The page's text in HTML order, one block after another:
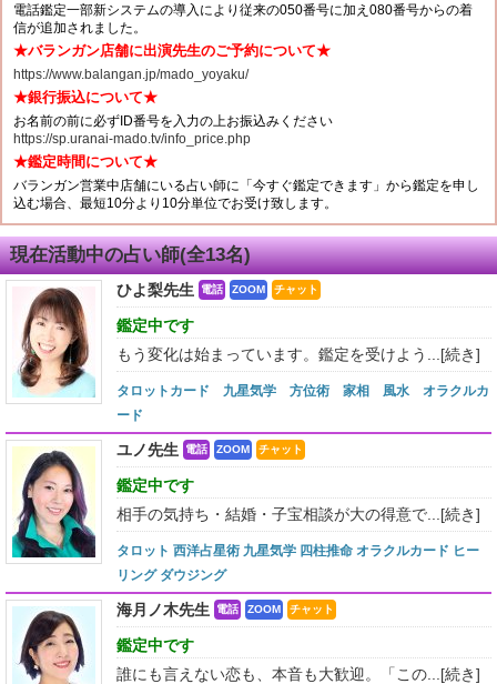
電話鑑定一部新システムの導入により従来の050番号に加え080番号からの着
信が追加されました。
★バランガン店舗に出演先生のご予約について★
https://www.balangan.jp/mado_yoyaku/
★銀行振込について★
お名前の前に必ずID番号を入力の上お振込みください
https://sp.uranai-mado.tv/info_price.php
★鑑定時間について★
バランガン営業中店舗にいる占い師に「今すぐ鑑定できます」から鑑定を申し
込む場合、最短10分より10分単位でお受け致します。
現在活動中の占い師(全13名)
ひよ梨先生 電話 ZOOM チャット
鑑定中です
もう変化は始まっています。鑑定を受けよう... [続き]
タロットカード 九星気学 方位術 家相 風水 オラクルカ
ード
ユノ先生 電話 ZOOM チャット
鑑定中です
相手の気持ち・結婚・子宝相談が大の得意で... [続き]
タロット 西洋占星術 九星気学 四柱推命 オラクルカード ヒー
リング ダウジング
海月ノ木先生 電話 ZOOM チャット
鑑定中です
誰にも言えない恋も、本音も大歓迎。「この... [続き]